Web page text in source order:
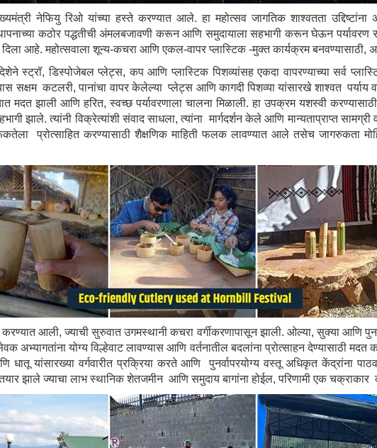
नेफियु रिओ यांच्या हस्ते करण्यात आले. हा महोत्सव जागतिक शाश्वतता
कठोर पद्धतीची अंमलबजावणी करून आणि समुदायाला सहभागी करून घेऊन
आहे. महोत्सवाला शून्य-कचरा आणि एकल-वापर प्लास्टिक -मुक्त कार्यक्रम बनवण्यासाठी,
दिशेने स्ट्रॉ, डिस्पोजेबल प्लेट्स, कप आणि प्लास्टिक पिशव्यांसह एकदा वापरण्याच्या सर्व
सक्षम कटलरी, पानांचा वापर केलेल्या प्लेट्स आणि कागदी पिशव्या यांसारखे शाश्वत
मदत झाली आणि हरित, स्वच्छ पर्यावरणाला चालना मिळाली. हा उपक्रम यशस्वी
झाले. त्यांनी विक्रेत्यांशी संवाद साधला, त्यांना मार्गदर्शन केले आणि मान्यताप्राप्त
प्रोत्साहित करण्यासाठी शैक्षणिक माहिती फलक लावण्यात आले तसेच जागरुकता
आली, ज्याची सुरुवात उगमस्थानी कचरा वर्गीकरणापासून झाली. ओल्या, सुक्या आणि
अभ्यागतांना योग्य विल्हेवाट लावण्यास आणि वर्तनातील बदलांना प्रोत्साहन देण्यासाठी
धातू यांसारख्या वर्गवारीत प्रक्रिया करते आणि पुनर्वापरयोग्य वस्तू अधिकृत केंद्रांना
झाले ज्याचा लाभ स्थानिक शेतजमीन आणि समुदाय बागांना होईल, परिणामी एक